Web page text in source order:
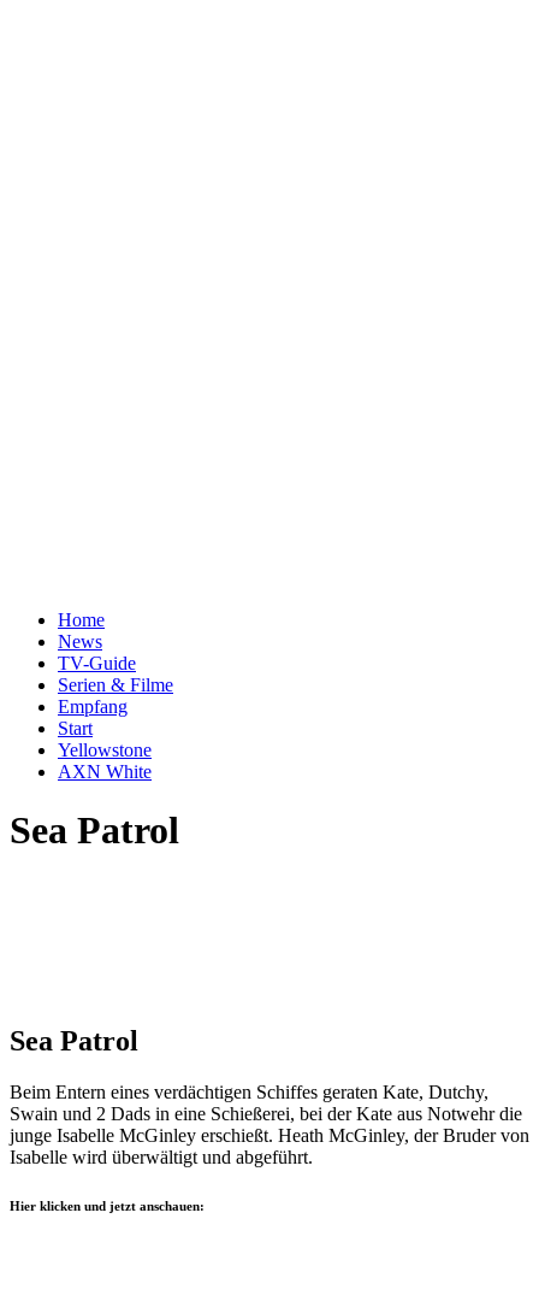
Home
News
TV-Guide
Serien & Filme
Empfang
Start
Yellowstone
AXN White
Sea Patrol
Sea Patrol
Beim Entern eines verdächtigen Schiffes geraten Kate, Dutchy,
Swain und 2 Dads in eine Schießerei, bei der Kate aus Notwehr die
junge Isabelle McGinley erschießt. Heath McGinley, der Bruder von
Isabelle wird überwältigt und abgeführt.
Hier klicken und jetzt anschauen: